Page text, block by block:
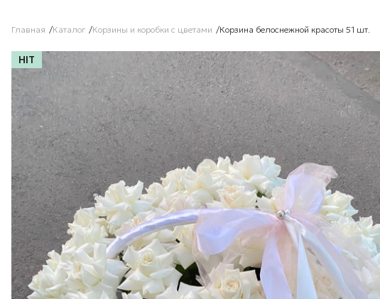
Главная Каталог Корзины и коробки с цветами Корзина белоснежной красоты 51 шт.
HIT